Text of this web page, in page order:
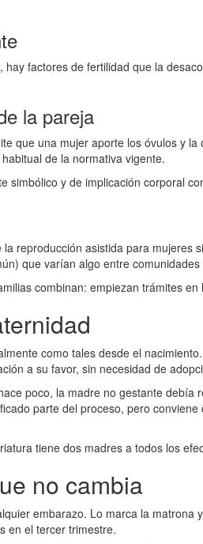
factores de fertilidad que la
la pareja
que una mujer aporte los óvulos y
de la normativa vigente.
simbólico y de implicación corporal
reproducción asistida para
que varían algo entre
combinan: empiezan trámites
como tales desde el
a su favor, sin necesidad de
poco, la madre no gestante
parte del proceso, pero
tiene dos madres a todos los
no cambia
embarazo. Lo marca la
en el tercer trimestre.